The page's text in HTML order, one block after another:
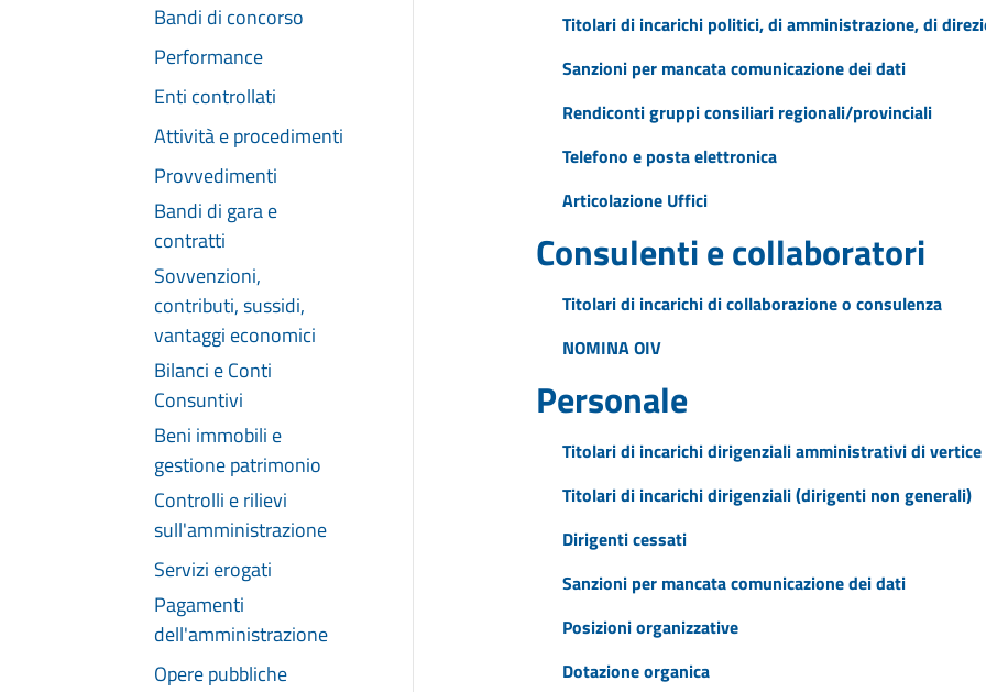
Bandi di concorso
Performance
Enti controllati
Attività e procedimenti
Provvedimenti
Bandi di gara e
contratti
Sovvenzioni,
contributi, sussidi,
vantaggi economici
Bilanci e Conti
Consuntivi
Beni immobili e
gestione patrimonio
Controlli e rilievi
sull'amministrazione
Servizi erogati
Pagamenti
dell'amministrazione
Opere pubbliche
Titolari di incarichi politici, di amministrazione, di
Sanzioni per mancata comunicazione dei dati
Rendiconti gruppi consiliari regionali/provinciali
Telefono e posta elettronica
Articolazione Uffici
Consulenti e collaboratori
Titolari di incarichi di collaborazione o consulenza
NOMINA OIV
Personale
Titolari di incarichi dirigenziali amministrativi di vertice
Titolari di incarichi dirigenziali (dirigenti non generali)
Dirigenti cessati
Sanzioni per mancata comunicazione dei dati
Posizioni organizzative
Dotazione organica